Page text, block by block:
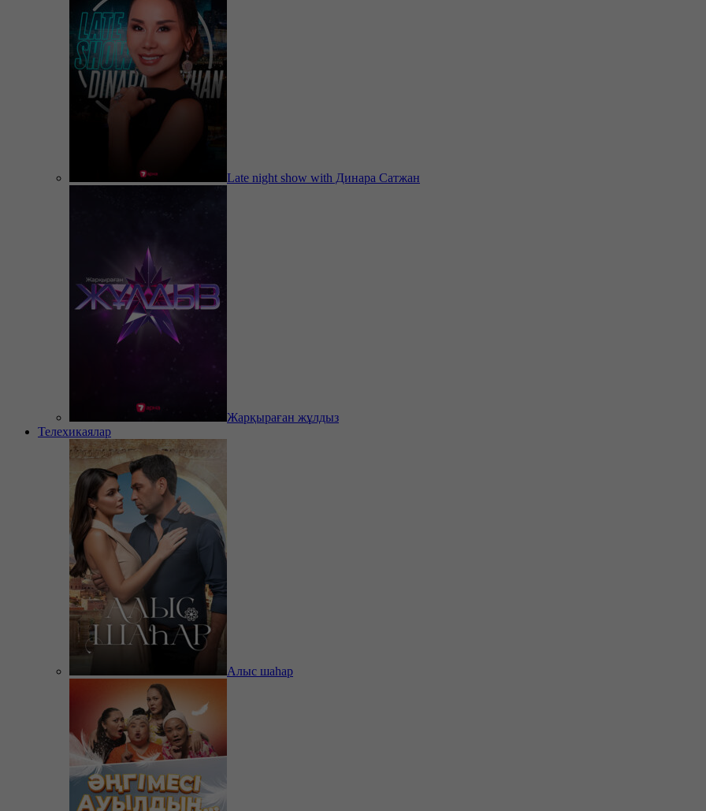
Late night show with Динара Сатжан
Жарқыраған жұлдыз
Телехикаялар
Алыс шаһар